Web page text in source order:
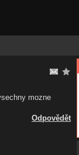
mozne
Odpovědět